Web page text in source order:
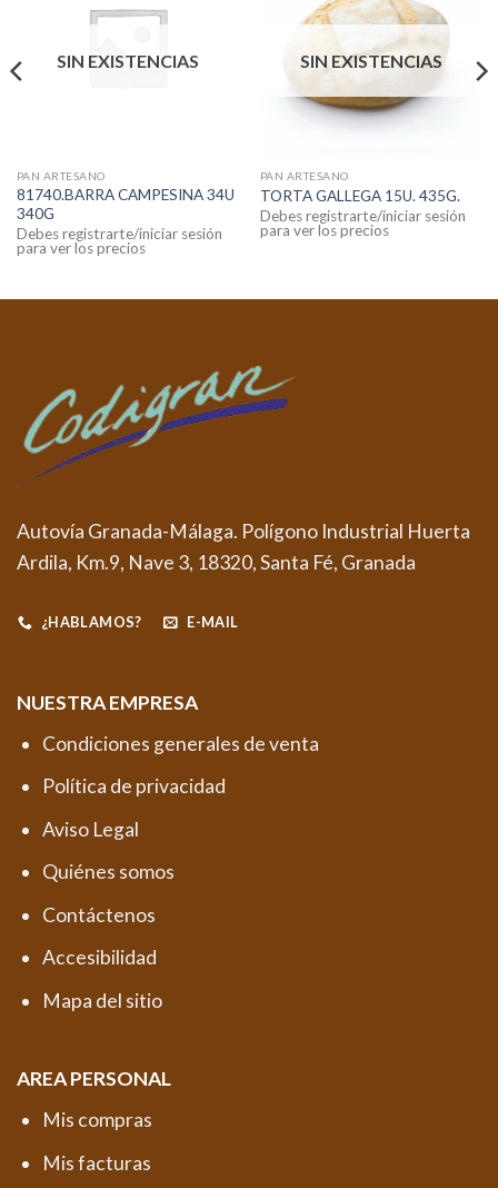
SIN EXISTENCIAS
PAN ARTESANO
81740.BARRA CAMPESINA 34U
340G
Debes registrarte/iniciar sesión
para ver los precios
SIN EXISTENCIAS
PAN ARTESANO
TORTA GALLEGA 15U. 435G.
Debes registrarte/iniciar sesión
para ver los precios
Autovía Granada-Málaga. Polígono Industrial Huerta
Ardila, Km.9, Nave 3, 18320, Santa Fé, Granada
¿HABLAMOS? E-MAIL
NUESTRA EMPRESA
Condiciones generales de venta
Política de privacidad
Aviso Legal
Quiénes somos
Contáctenos
Accesibilidad
Mapa del sitio
AREA PERSONAL
Mis compras
Mis facturas